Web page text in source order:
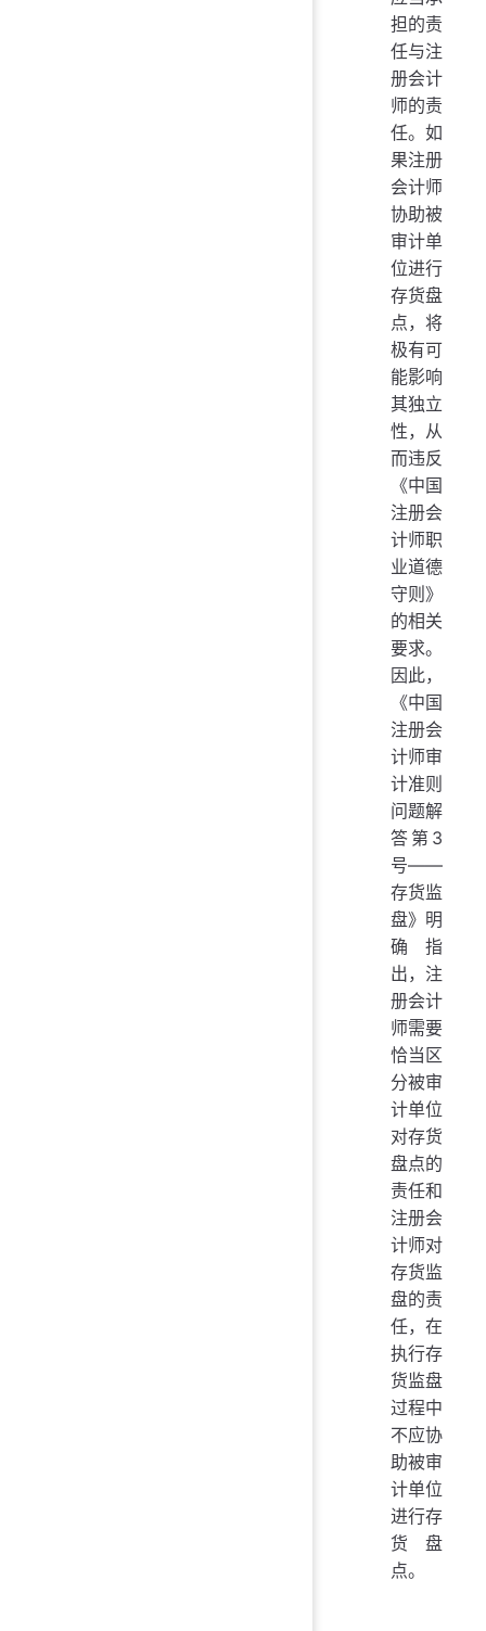
担的责
任与注
册会计
师的责
任。如
果注册
会计师
协助被
审计单
位进行
存货盘
点，将
极有可
能影响
其独立
性，从
而违反
《中国
注册会
计师职
业道德
守则》
的相关
要求。
因此，
《中国
注册会
计师审
计准则
问题解
答第3
号——
存货监
盘》明
确指
出，注
册会计
师需要
恰当区
分被审
计单位
对存货
盘点的
责任和
注册会
计师对
存货监
盘的责
任，在
执行存
货监盘
过程中
不应协
助被审
计单位
进行存
货盘
点。